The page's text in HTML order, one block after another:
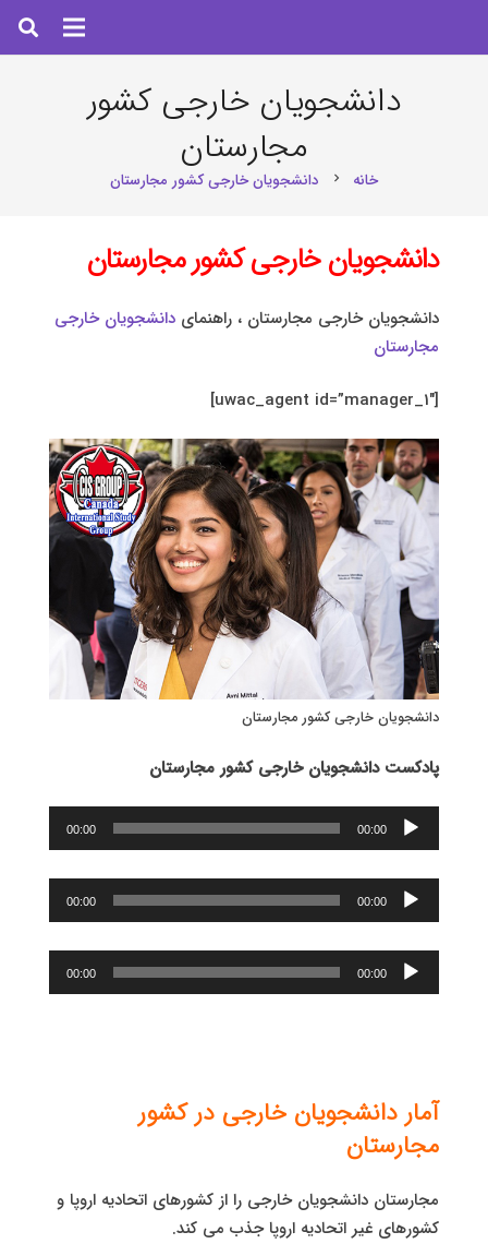
دانشجویان خارجی کشور
مجارستان
خانه chevron_right دانشجویان خارجی کشور مجارستان
دانشجویان خارجی کشور مجارستان
دانشجویان خارجی مجارستان ، راهنمای دانشجویان خارجی
مجارستان
[uwac_agent id=”manager_1″]
دانشجویان خارجی کشور مجارستان
پادکست دانشجویان خارجی کشور مجارستان
پخش‌کننده
صوت
00:00
00:00
پخش‌کننده
صوت
00:00
00:00
پخش‌کننده
صوت
00:00
00:00
آمار دانشجویان خارجی در کشور
مجارستان
مجارستان دانشجویان خارجی را از کشورهای اتحادیه اروپا و
کشورهای غیر اتحادیه اروپا جذب می کند.